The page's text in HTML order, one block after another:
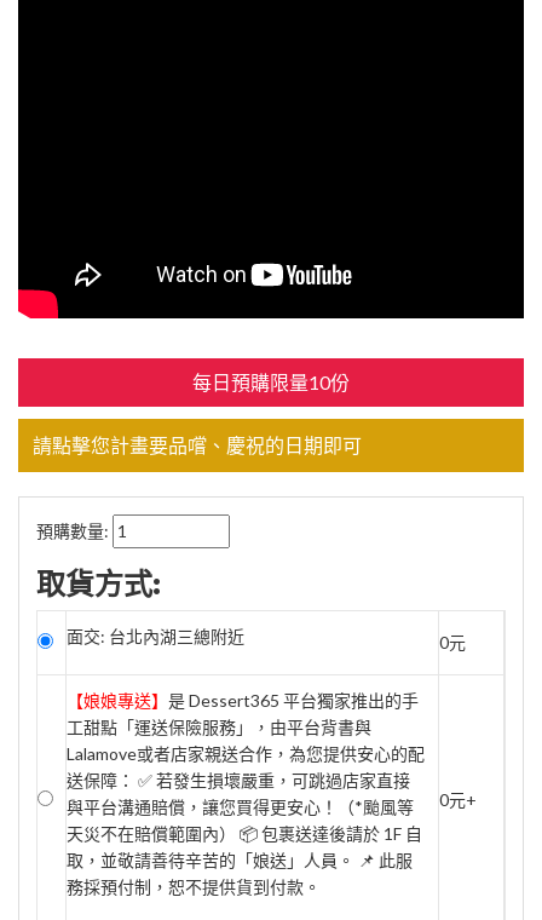
每日預購限量10份
請點擊您計畫要品嚐、慶祝的日期即可
預購數量:
取貨方式:
面交: 台北內湖三總附近 0元
【娘娘專送】 是 Dessert365 平台獨家推出的手
工甜點「運送保險服務」，由平台背書與
Lalamove或者店家親送合作，為您提供安心的配
送保障： ✅ 若發生損壞嚴重，可跳過店家直接
與平台溝通賠償，讓您買得更安心！（*颱風等
天災不在賠償範圍內） 📦 包裹送達後請於 1F 自
取，並敬請善待辛苦的「娘送」人員。 📌 此服
務採預付制，恕不提供貨到付款。
0元+